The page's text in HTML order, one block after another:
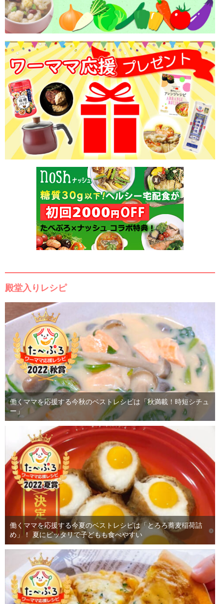
殿堂入りレシピ
働くママを応援する今秋のベストレシピは「秋満載！時短シチュ
ー」
働くママを応援する今夏のベストレシピは「とろろ蕎麦稲荷詰
め」！ 夏にピッタリで子どもも食べやすい